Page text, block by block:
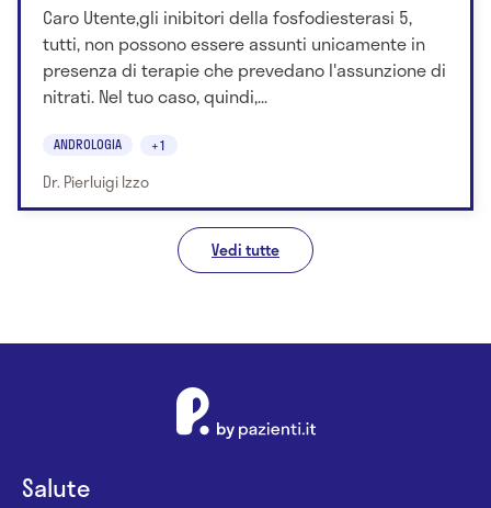
Caro Utente,gli inibitori della fosfodiesterasi 5,
tutti, non possono essere assunti unicamente in
presenza di terapie che prevedano l'assunzione di
nitrati. Nel tuo caso, quindi,...
ANDROLOGIA +1
Dr. Pierluigi Izzo
Vedi tutte
Salute